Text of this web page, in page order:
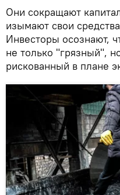
Они сокращают
изымают свои
Инвесторы осознают,
не только "грязный",
рискованный в плане